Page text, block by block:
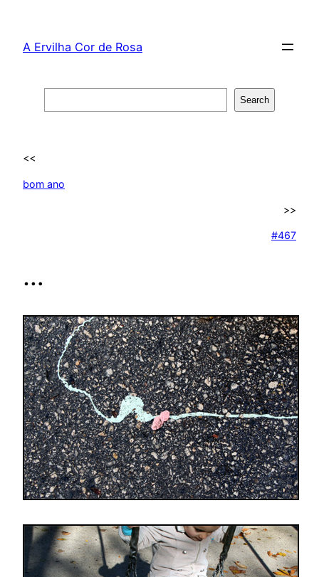
content
A Ervilha Cor de Rosa
Search
<<
bom ano
>>
#467
…